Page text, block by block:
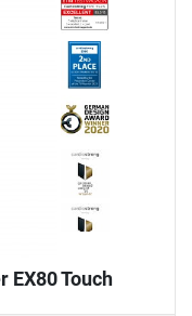
Touch